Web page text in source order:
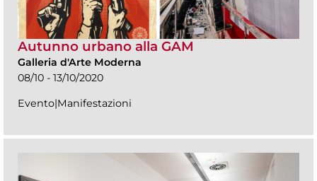
Autunno urbano alla GAM
Galleria d'Arte Moderna
08/10 - 13/10/2020
Evento|Manifestazioni